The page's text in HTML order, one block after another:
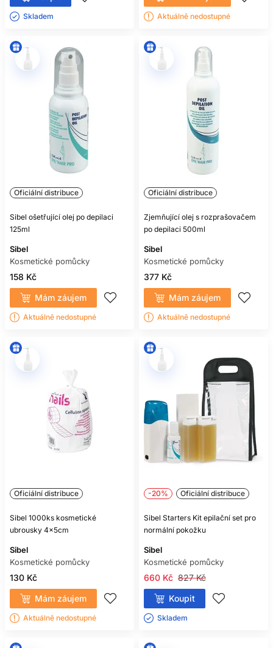
Skladem ㅤ Aktuálně nedostupné
Oficiální distribuce
Sibel ošetřující olej po depilaci
125ml
Sibel
Kosmetické pomůcky
158 Kč
Mám záujem
Aktuálně nedostupné
Oficiální distribuce
Zjemňující olej s rozprašovačem
po depilaci 500ml
Sibel
Kosmetické pomůcky
377 Kč
Mám záujem
Aktuálně nedostupné
Oficiální distribuce
Sibel 1000ks kosmetické
ubrousky 4x5cm
Sibel
Kosmetické pomůcky
130 Kč
Mám záujem
Aktuálně nedostupné
-20% Oficiální distribuce
Sibel Starters Kit epilační set pro
normální pokožku
Sibel
Kosmetické pomůcky
827 Kč
660 Kč
Koupit
Skladem ㅤ